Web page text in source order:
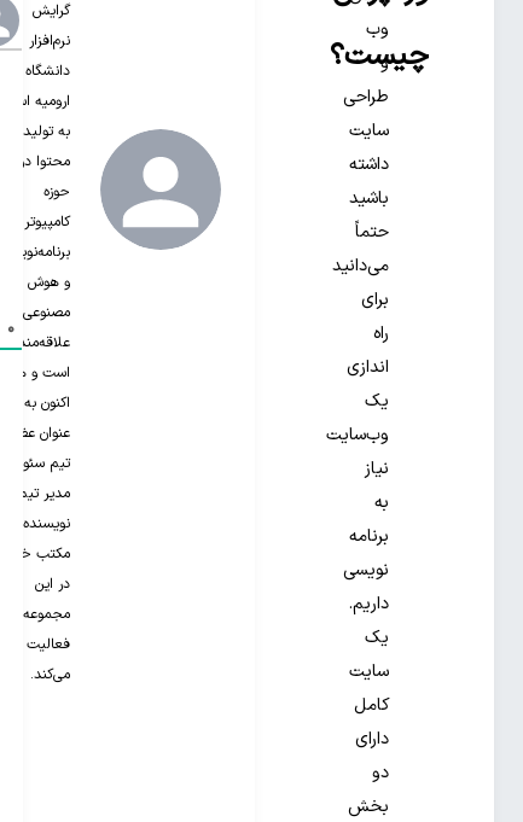
چیست؟
وب
و
طراحی
سایت
داشته
باشید
حتماً
می‌دانید
برای
راه
اندازی
یک
وب‌سایت
نیاز
به
برنامه‌
نویسی
داریم.
یک
سایت
کامل
دارای
دو
بخش
گرایش
نرم‌افزار از
دانشگاه
ارومیه است.
به تولید
محتوا در
حوزه
کامپیوتر،
برنامه‌نویسی
و هوش
مصنوعی
علاقه‌مند‌
است و هم
اکنون به
عنوان عضو
تیم سئو و
مدیر تیم
نویسنده‌های
مکتب خونه
در این
مجموعه
فعالیت
می‌کند.
0